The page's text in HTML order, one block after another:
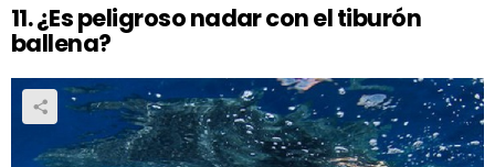
11. ¿Es peligroso nadar con el tiburón
ballena?